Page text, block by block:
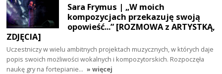
Sara Frymus | „W moich
kompozycjach przekazuję swoją
opowieść...” [ROZMOWA z ARTYSTKĄ,
ZDJĘCIA]
Uczestniczy w wielu ambitnych projektach muzycznych, w których daje
popis swoich możliwości wokalnych i kompozytorskich. Rozpoczęła
naukę gry na fortepianie… » więcej